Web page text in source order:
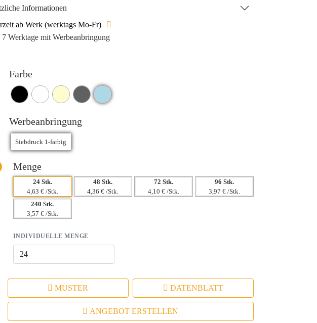
Informationen
ab Werk (werktags Mo-Fr)
7 Werktage mit Werbeanbringung
Farbe
Werbeanbringung
Menge
24 Stk.
4,63 € /Stk.
48 Stk.
4,36 € /Stk.
72 Stk.
4,10 € /Stk.
96 Stk.
3,97 € /Stk.
240 Stk.
3,57 € /Stk.
INDIVIDUELLE MENGE
MUSTER DATENBLATT
ANGEBOT ERSTELLEN